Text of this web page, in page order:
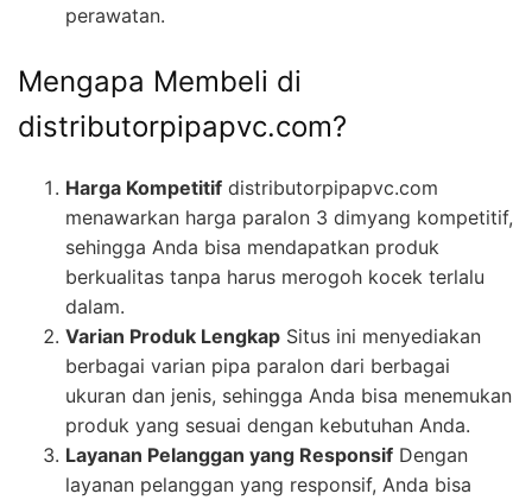
perawatan.
Mengapa Membeli di
distributorpipapvc.com?
Harga Kompetitif distributorpipapvc.com
menawarkan harga paralon 3 dimyang kompetitif,
sehingga Anda bisa mendapatkan produk
berkualitas tanpa harus merogoh kocek terlalu
dalam.
Varian Produk Lengkap Situs ini menyediakan
berbagai varian pipa paralon dari berbagai
ukuran dan jenis, sehingga Anda bisa menemukan
produk yang sesuai dengan kebutuhan Anda.
Layanan Pelanggan yang Responsif Dengan
layanan pelanggan yang responsif, Anda bisa